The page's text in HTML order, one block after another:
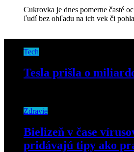
Cukrovka je dnes pomerne časté
ľudí bez ohľadu na ich vek či
Tech
Tesla prišla o
Zdravie
Bielizeň v čase
pridávajú tipy ako